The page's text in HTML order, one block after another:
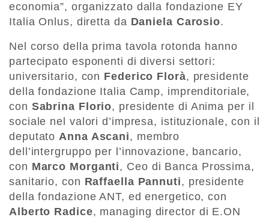
economia”, organizzato dalla fondazione EY
Italia Onlus, diretta da Daniela Carosio.
Nel corso della prima tavola rotonda hanno
partecipato esponenti di diversi settori:
universitario, con Federico Florà, presidente
della fondazione Italia Camp, imprenditoriale,
con Sabrina Florio, presidente di Anima per il
sociale nel valori d’impresa, istituzionale, con il
deputatoAnna Ascani, membro
dell’intergruppo per l’innovazione, bancario,
con Marco Morganti, Ceo di Banca Prossima,
sanitario, con Raffaella Pannuti, presidente
della fondazione ANT, ed energetico, con
Alberto Radice, managing director di E.ON